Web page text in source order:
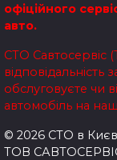
офіційного
авто.
СТО
відповідальність
обслуговуєте чи
автомобіль на
© 2026 СТО в
ТОВ